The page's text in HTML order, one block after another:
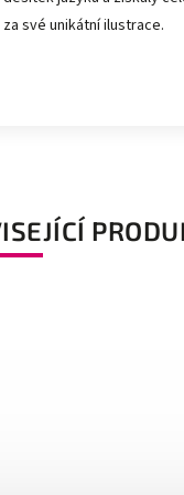
za své unikátní ilustrace.